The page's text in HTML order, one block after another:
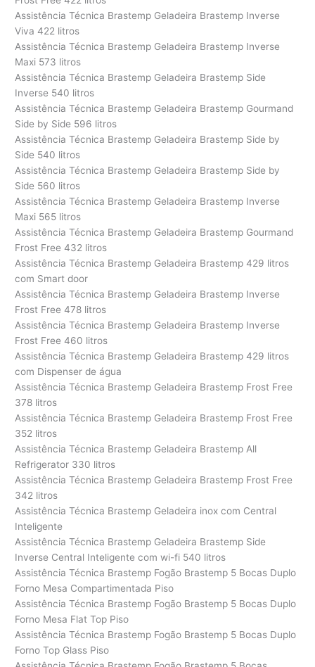
Assistência Técnica Brastemp Geladeira Brastemp Inverse
Viva 422 litros
Assistência Técnica Brastemp Geladeira Brastemp Inverse
Maxi 573 litros
Assistência Técnica Brastemp Geladeira Brastemp Side
Inverse 540 litros
Assistência Técnica Brastemp Geladeira Brastemp Gourmand
Side by Side 596 litros
Assistência Técnica Brastemp Geladeira Brastemp Side by
Side 540 litros
Assistência Técnica Brastemp Geladeira Brastemp Side by
Side 560 litros
Assistência Técnica Brastemp Geladeira Brastemp Inverse
Maxi 565 litros
Assistência Técnica Brastemp Geladeira Brastemp Gourmand
Frost Free 432 litros
Assistência Técnica Brastemp Geladeira Brastemp 429 litros
com Smart door
Assistência Técnica Brastemp Geladeira Brastemp Inverse
Frost Free 478 litros
Assistência Técnica Brastemp Geladeira Brastemp Inverse
Frost Free 460 litros
Assistência Técnica Brastemp Geladeira Brastemp 429 litros
com Dispenser de água
Assistência Técnica Brastemp Geladeira Brastemp Frost Free
378 litros
Assistência Técnica Brastemp Geladeira Brastemp Frost Free
352 litros
Assistência Técnica Brastemp Geladeira Brastemp All
Refrigerator 330 litros
Assistência Técnica Brastemp Geladeira Brastemp Frost Free
342 litros
Assistência Técnica Brastemp Geladeira inox com Central
Inteligente
Assistência Técnica Brastemp Geladeira Brastemp Side
Inverse Central Inteligente com wi-fi 540 litros
Assistência Técnica Brastemp Fogão Brastemp 5 Bocas Duplo
Forno Mesa Compartimentada Piso
Assistência Técnica Brastemp Fogão Brastemp 5 Bocas Duplo
Forno Mesa Flat Top Piso
Assistência Técnica Brastemp Fogão Brastemp 5 Bocas Duplo
Forno Top Glass Piso